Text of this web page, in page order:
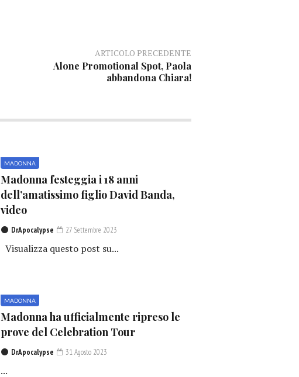
ARTICOLO PRECEDENTE
Alone Promotional Spot, Paola
abbandona Chiara!
MADONNA
Madonna festeggia i 18 anni
dell’amatissimo figlio David Banda,
video
DrApocalypse 27 Settembre 2023
Visualizza questo post su...
MADONNA
Madonna ha ufficialmente ripreso le
prove del Celebration Tour
DrApocalypse 31 Agosto 2023
...